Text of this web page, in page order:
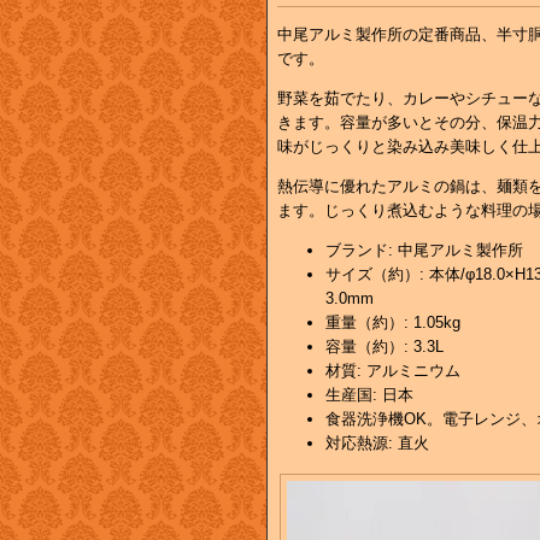
中尾アルミ製作所の定番商品、半寸
です。
野菜を茹でたり、カレーやシチュー
きます。容量が多いとその分、保温
味がじっくりと染み込み美味しく仕
熱伝導に優れたアルミの鍋は、麺類
ます。じっくり煮込むような料理の
ブランド: 中尾アルミ製作所
サイズ（約）: 本体/
3.0mm
重量（約）: 1.05kg
容量（約）: 3.3L
材質: アルミニウム
生産国: 日本
食器洗浄機OK。電子レンジ
対応熱源: 直火